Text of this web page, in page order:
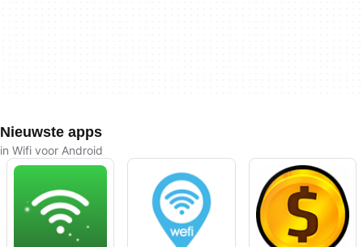
Nieuwste apps
in Wifi voor Android